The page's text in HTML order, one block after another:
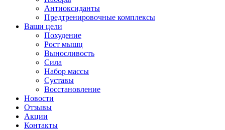
Антиоксиданты
Предтренировочные комплексы
Ваши цели
Похудение
Рост мышц
Выносливость
Сила
Набор массы
Суставы
Восстановление
Новости
Отзывы
Акции
Контакты